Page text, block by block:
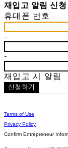
재입고 알림 신청
휴대폰 번호
-
-
재입고 시 알림
신청하기
Terms of Use
Privacy Policy
Confirm Entrepreneur